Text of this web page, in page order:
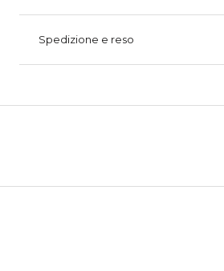
Spedizione e reso